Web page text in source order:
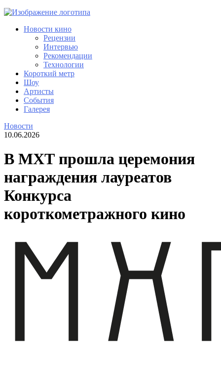
Новости кино
Рецензии
Интервью
Рекомендации
Технологии
Короткий метр
Шоу
Артисты
События
Галерея
Новости
10.06.2026
В МХТ прошла церемония
награждения лауреатов
Конкурса
короткометражного кино